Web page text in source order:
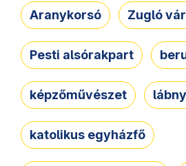
Aranykorsó Zugló
Pesti alsórakpart
képzőművészet
katolikus egyházfő